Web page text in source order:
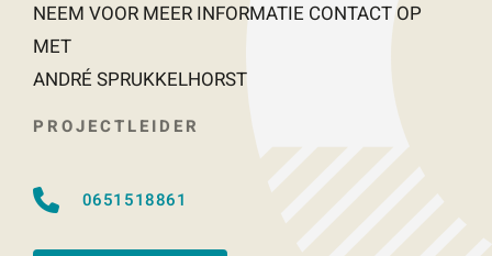
NEEM VOOR MEER INFORMATIE CONTACT OP
MET
ANDRÉ SPRUKKELHORST
PROJECTLEIDER
0651518861